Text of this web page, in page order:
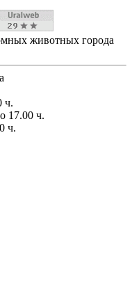
животных города
ч.
17.00 ч.
ч.